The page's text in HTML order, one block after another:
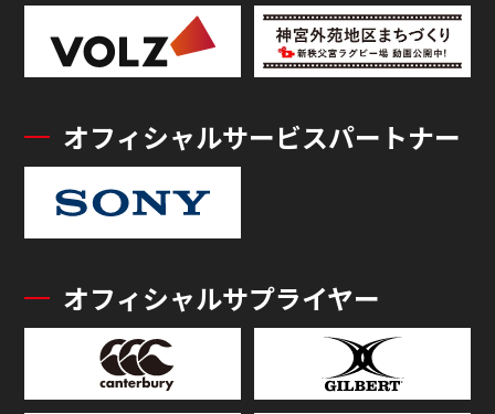
オフィシャルサービスパートナー
オフィシャルサプライヤー